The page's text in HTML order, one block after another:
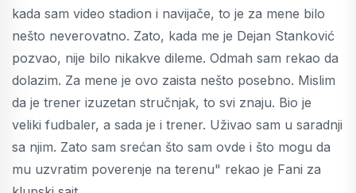
kada sam video stadion i navijače, to je za mene bilo
nešto neverovatno. Zato, kada me je Dejan Stanković
pozvao, nije bilo nikakve dileme. Odmah sam rekao da
dolazim. Za mene je ovo zaista nešto posebno. Mislim
da je trener izuzetan stručnjak, to svi znaju. Bio je
veliki fudbaler, a sada je i trener. Uživao sam u saradnji
sa njim. Zato sam srećan što sam ovde i što mogu da
mu uzvratim poverenje na terenu" rekao je Fani za